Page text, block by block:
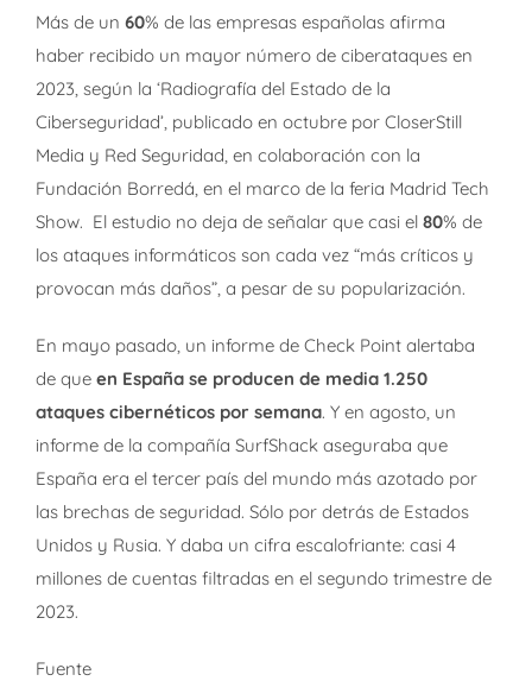
Más de un 60% de las empresas españolas afirma
haber recibido un mayor número de ciberataques en
2023, según la ‘Radiografía del Estado de la
Ciberseguridad’, publicado en octubre por CloserStill
Media y Red Seguridad, en colaboración con la
Fundación Borredá, en el marco de la feria Madrid Tech
Show. El estudio no deja de señalar que casi el 80% de
los ataques informáticos son cada vez “más críticos y
provocan más daños”, a pesar de su popularización.
En mayo pasado, un informe de Check Point alertaba
de que en España se producen de media 1.250
ataques cibernéticos por semana. Y en agosto, un
informe de la compañía SurfShack aseguraba que
España era el tercer país del mundo más azotado por
las brechas de seguridad. Sólo por detrás de Estados
Unidos y Rusia. Y daba un cifra escalofriante: casi 4
millones de cuentas filtradas en el segundo trimestre de
2023.
Fuente